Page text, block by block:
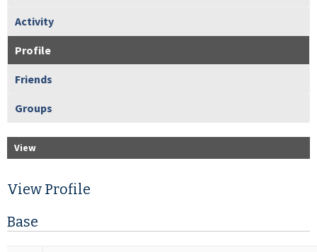
Activity
Profile
Friends
Groups
View
View Profile
Base